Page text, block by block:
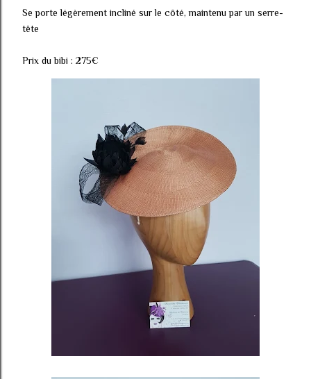
Se porte légèrement incliné sur le côté, maintenu par un serre-
tête
Prix du bibi : 275€